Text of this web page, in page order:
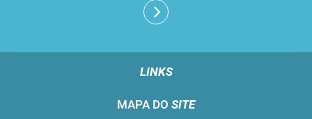
LINKS
MAPA DO SITE